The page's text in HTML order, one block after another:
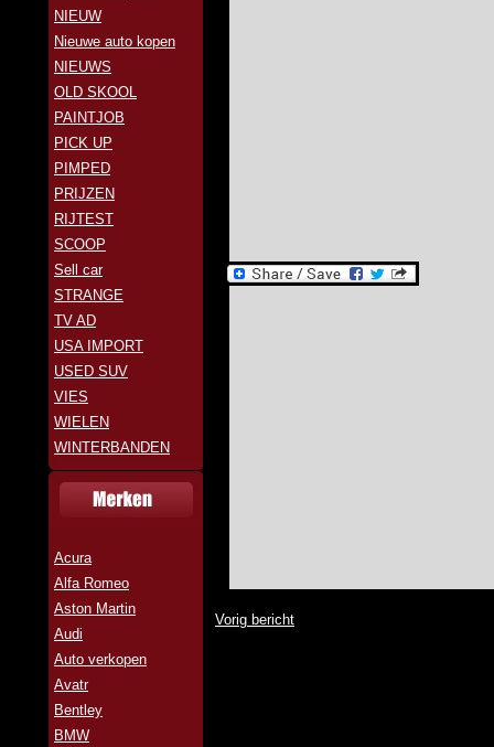
NIEUW
Nieuwe auto kopen
NIEUWS
OLD SKOOL
PAINTJOB
PICK UP
PIMPED
PRIJZEN
RIJTEST
SCOOP
Sell car
STRANGE
TV AD
USA IMPORT
USED SUV
VIES
WIELEN
WINTERBANDEN
Acura
Alfa Romeo
Aston Martin
Audi
Auto verkopen
Avatr
Bentley
BMW
Vorig bericht